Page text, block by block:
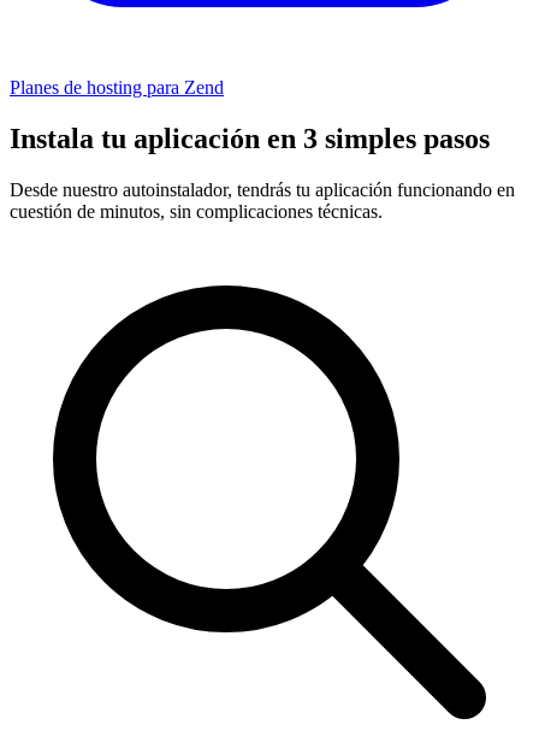
Planes de hosting para Zend
Instala tu aplicación en 3 simples pasos
Desde nuestro autoinstalador, tendrás tu aplicación funcionando en
cuestión de minutos, sin complicaciones técnicas.